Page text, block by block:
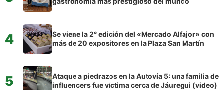
4
Se viene la 2° edición del «Mercado Alfajor» con
más de 20 expositores en la Plaza San Martín
5
Ataque a piedrazos en la Autovía 5: una familia de
influencers fue víctima cerca de Jáuregui (video)